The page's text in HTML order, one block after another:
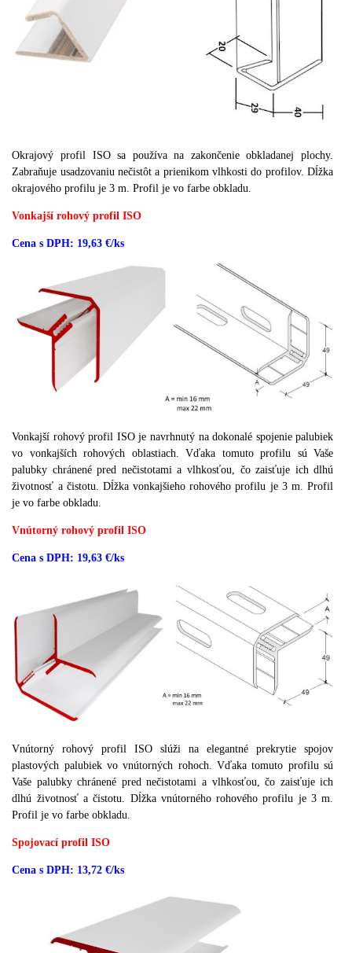
Okrajový profil ISO sa používa na zakončenie obkladanej plochy.
Zabraňuje usadzovaniu nečistôt a prienikom vlhkosti do profilov. Dĺžka
okrajového profilu je 3 m. Profil je vo farbe obkladu.
Vonkajší rohový profil ISO
Cena s DPH: 19,63 €/ks
Vonkajší rohový profil ISO je navrhnutý na dokonalé spojenie palubiek
vo vonkajších rohových oblastiach. Vďaka tomuto profilu sú Vaše
palubky chránené pred nečistotami a vlhkosťou, čo zaisťuje ich dlhú
životnosť a čistotu. Dĺžka vonkajšieho rohového profilu je 3 m. Profil
je vo farbe obkladu.
Vnútorný rohový profil ISO
Cena s DPH: 19,63 €/ks
Vnútorný rohový profil ISO slúži na elegantné prekrytie spojov
plastových palubiek vo vnútorných rohoch. Vďaka tomuto profilu sú
Vaše palubky chránené pred nečistotami a vlhkosťou, čo zaisťuje ich
dlhú životnosť a čistotu. Dĺžka vnútorného rohového profilu je 3 m.
Profil je vo farbe obkladu.
Spojovací profil ISO
Cena s DPH: 13,72 €/ks